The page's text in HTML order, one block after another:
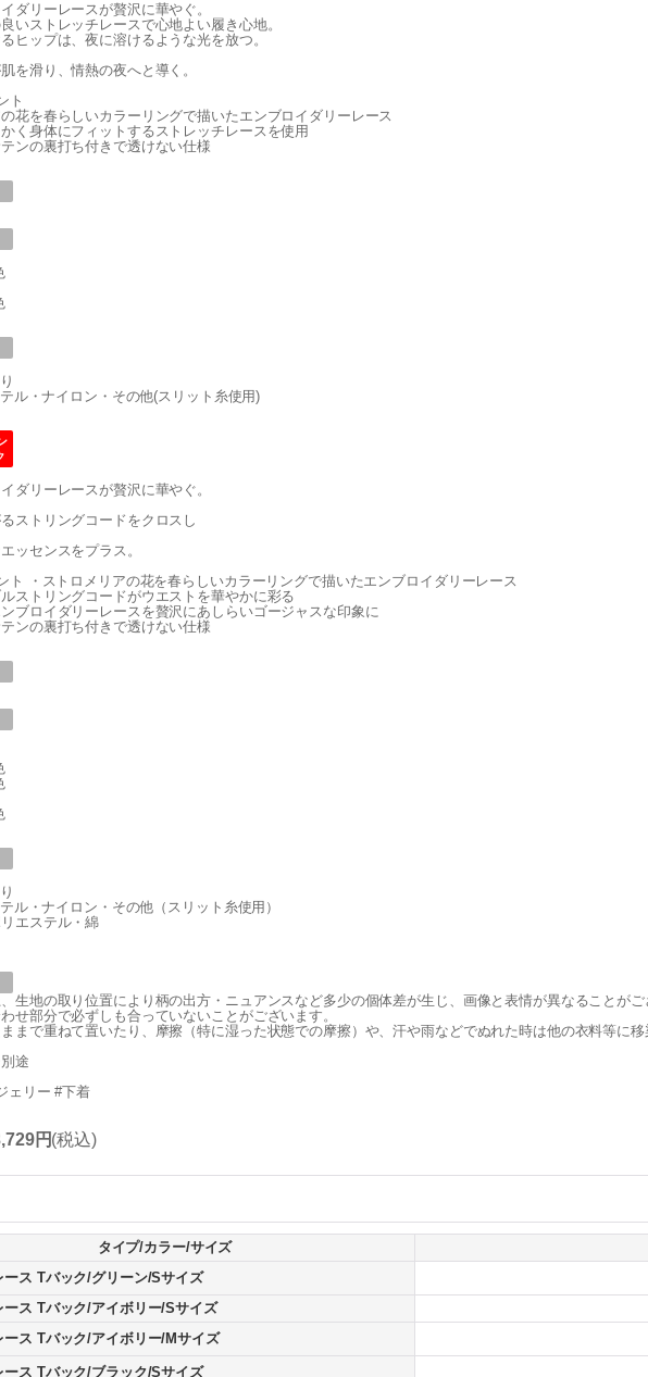
ダリーレースが贅沢に華やぐ。
いストレッチレースで心地よい履き心地。
ヒップは、夜に溶けるような光を放つ。
を滑り、情熱の夜へと導く。
ト
の花を春らしいカラーリングで描いたエンブロイダリーレース
かく身体にフィットするストレッチレースを使用
ンの裏打ち付きで透けない仕様
ル・ナイロン・その他(スリット糸使用)
ダリーレースが贅沢に華やぐ。
ストリングコードをクロスし
ッセンスをプラス。
ト ・ストロメリアの花を春らしいカラーリングで描いたエンブロイダリーレース
ルストリングコードがウエストを華やかに彩る
ンブロイダリーレースを贅沢にあしらいゴージャスな印象に
ンの裏打ち付きで透けない仕様
ル・ナイロン・その他（スリット糸使用）
エステル・綿
生地の取り位置により柄の出方・ニュアンスなど多少の個体差が生じ、画像と表情が異なることがご
せ部分で必ずしも合っていないことがございます。
まで重ねて置いたり、摩擦（特に湿った状態での摩擦）や、汗や雨などでぬれた時は他の衣料等に
途
ェリー #下着
円(税込)
タイプ/カラー/サイズ
ース Tバック/グリーン/Sサイズ
ース Tバック/アイボリー/Sサイズ
ース Tバック/アイボリー/Mサイズ
ース Tバック/ブラック/Sサイズ